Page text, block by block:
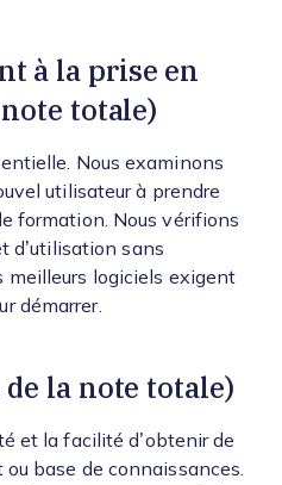
à la prise en
totale)
Nous examinons
utilisateur à prendre
formation. Nous vérifions
d’utilisation sans
meilleurs logiciels exigent
démarrer.
la note totale)
et la facilité d’obtenir de
base de connaissances.